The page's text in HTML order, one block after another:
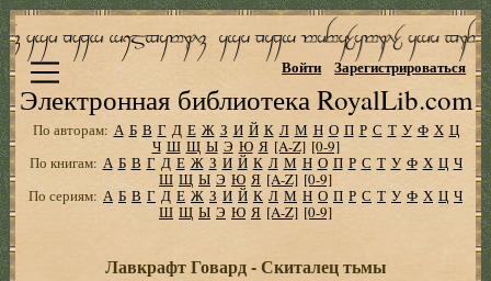
Электронная библиотека RoyalLib.com
Войти Зарегистрироваться
По авторам: А Б В Г Д Е Ж З И Й К Л М Н О П Р С Т У Ф Х Ц
Ч Ш Щ Ы Э Ю Я [A-Z] [0-9]
По книгам: А Б В Г Д Е Ж З И Й К Л М Н О П Р С Т У Ф Х Ц Ч
Ш Щ Ы Э Ю Я [A-Z] [0-9]
По сериям: А Б В Г Д Е Ж З И Й К Л М Н О П Р С Т У Ф Х Ц Ч
Ш Щ Ы Э Ю Я [A-Z] [0-9]
Лавкрафт Говард - Скиталец тьмы